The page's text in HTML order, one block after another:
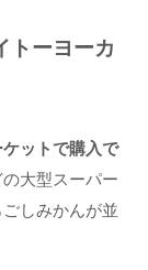
トーヨーカ
ットで購入で
大型スーパー
しみかんが並